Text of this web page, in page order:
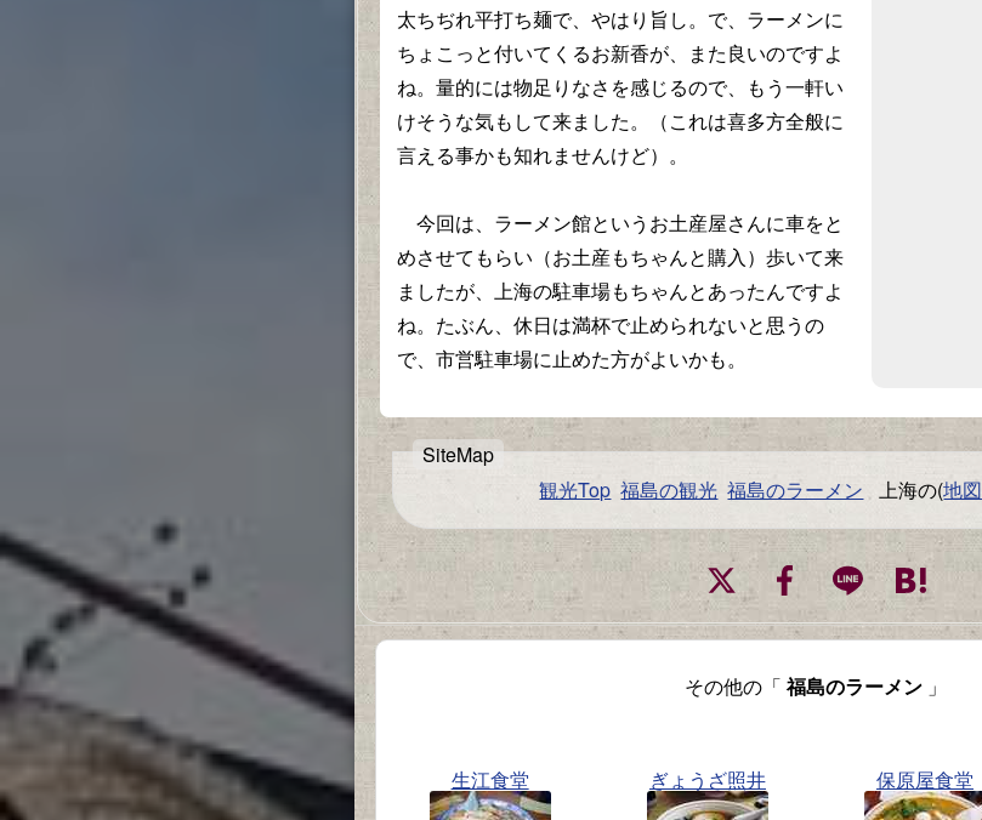
太ちぢれ平打ち麺で、やはり旨し。で、ラーメンに
ちょこっと付いてくるお新香が、また良いのですよ
ね。量的には物足りなさを感じるので、もう一軒い
けそうな気もして来ました。（これは喜多方全般に
言える事かも知れませんけど）。
今回は、ラーメン館というお土産屋さんに車をと
めさせてもらい（お土産もちゃんと購入）歩いて来
ましたが、上海の駐車場もちゃんとあったんですよ
ね。たぶん、休日は満杯で止められないと思うの
で、市営駐車場に止めた方がよいかも。
観光Top 福島の観光 福島のラーメン 上海の(地図
その他の「福島のラーメン 」
生江食堂
ぎょうざ照井 保原屋食堂